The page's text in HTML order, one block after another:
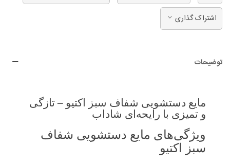
اشتراک گذاری
توضیحات
مایع دستشویی شفاف سبز اکتیو – تازگی
و تمیزی با رایحه‌ای شاداب
ویژگی‌های مایع دستشویی شفاف
سبز اکتیو